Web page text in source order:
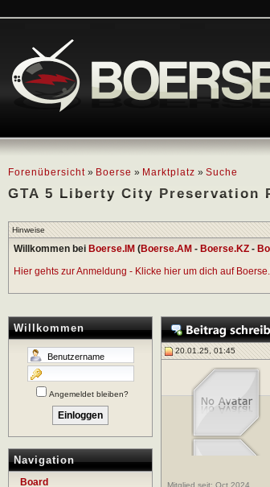
Forenübersicht » Boerse » Marktplatz » Suche
GTA 5 Liberty City Preservation
Hinweise
Willkommen bei Boerse.IM (Boerse.AM - Boerse.KZ -
Hier gehts zur Anmeldung - Klicke hier um dich auf
Willkommen
Angemeldet bleiben?
Navigation
Board
20.01.25, 01:45